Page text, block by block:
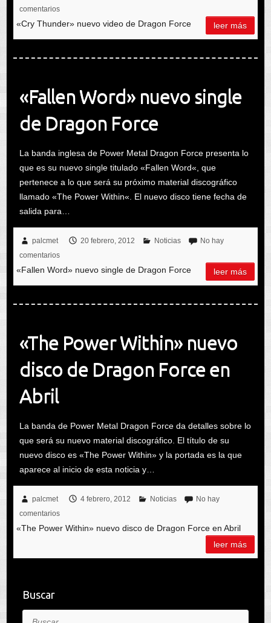
comentarios
«Cry Thunder» nuevo video de Dragon Force leer más
«Fallen Word» nuevo single
de Dragon Force
La banda inglesa de Power Metal Dragon Force presenta lo
que es su nuevo single titulado «Fallen Word«, que
pertenece a lo que será su próximo material discográfico
llamado «The Power Within«. El nuevo disco tiene fecha de
salida para…
palcmet 20 febrero, 2012 Noticias
No hay
comentarios
«Fallen Word» nuevo single de Dragon Force leer más
«The Power Within» nuevo
disco de Dragon Force en
Abril
La banda de Power Metal Dragon Force da detalles sobre lo
que será su nuevo material discográfico. El título de su
nuevo disco es «The Power Within» y la portada es la que
aparece al inicio de esta noticia y…
palcmet 4 febrero, 2012 Noticias
No hay
comentarios
«The Power Within» nuevo disco de Dragon Force en Abril
leer más
Buscar
Buscar